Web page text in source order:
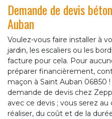
Demande de devis
Auban
Voulez-vous faire installer à
jardin, les escaliers ou les
facture pour cela. Pour
préparer financièrement,
maçon à Saint Auban 06850
demande de devis chez
avec ce devis ; vous serez
réaliser, du coût et de la